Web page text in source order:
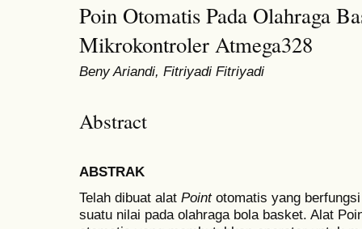
Poin Otomatis Pada Olahraga
Mikrokontroler Atmega328
Beny Ariandi, Fitriyadi Fitriyadi
Abstract
ABSTRAK
Telah dibuat alat Pointotomatis yang
suatu nilai pada olahraga bola basket. Alat